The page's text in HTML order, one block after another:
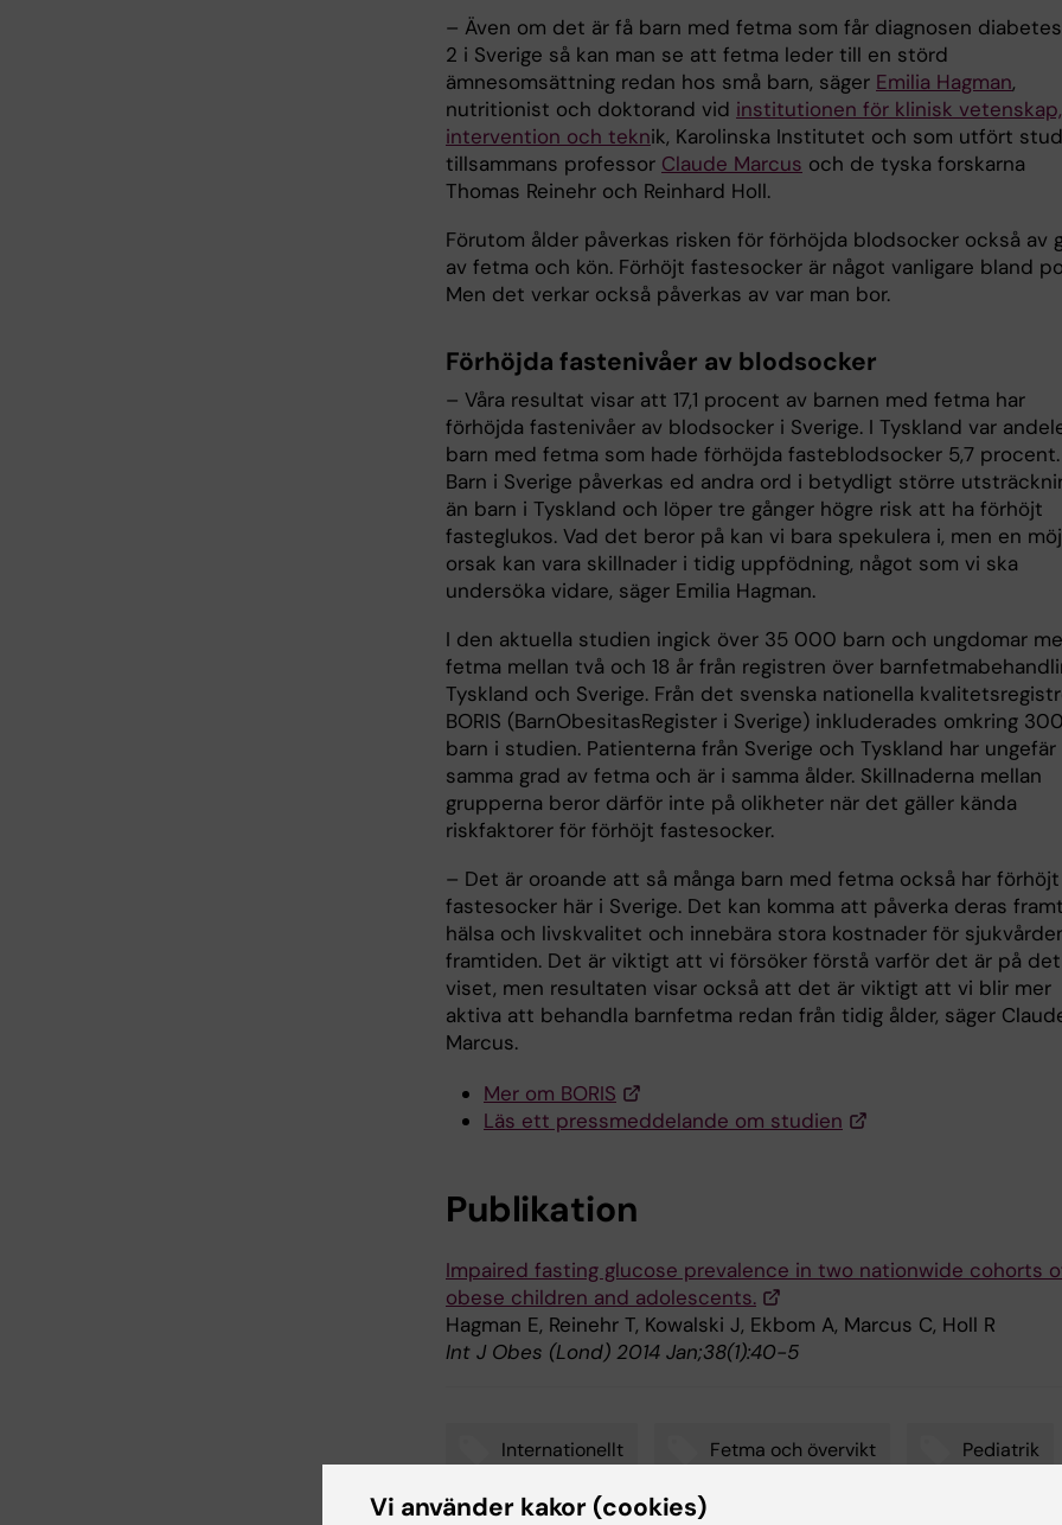
– Även om det är få barn med fetma som får diagnosen
2 i Sverige så kan man se att fetma leder till en störd
ämnesomsättning redan hos små barn, säger Emilia Hagman,
nutritionist och doktorand vid institutionen för klinisk vetenskap,
intervention och teknik, Karolinska Institutet och som utfört
tillsammans professor Claude Marcus och de tyska forskarna
Thomas Reinehr och Reinhard Holl.
Förutom ålder påverkas risken för förhöjda blodsocker också av
av fetma och kön. Förhöjt fastesocker är något vanligare bland
Men det verkar också påverkas av var man bor.
Förhöjda fastenivåer av blodsocker
– Våra resultat visar att 17,1 procent av barnen med fetma har
förhöjda fastenivåer av blodsocker i Sverige. I Tyskland var
barn med fetma som hade förhöjda fasteblodsocker 5,7 procent.
Barn i Sverige påverkas ed andra ord i betydligt större
än barn i Tyskland och löper tre gånger högre risk att ha förhöjt
fasteglukos. Vad det beror på kan vi bara spekulera i, men en
orsak kan vara skillnader i tidig uppfödning, något som vi ska
undersöka vidare, säger Emilia Hagman.
I den aktuella studien ingick över 35 000 barn och ungdomar
fetma mellan två och 18 år från registren över
Tyskland och Sverige. Från det svenska nationella
BORIS (BarnObesitasRegister i Sverige) inkluderades omkring
barn i studien. Patienterna från Sverige och Tyskland har ungefär
samma grad av fetma och är i samma ålder. Skillnaderna mellan
grupperna beror därför inte på olikheter när det gäller kända
riskfaktorer för förhöjt fastesocker.
– Det är oroande att så många barn med fetma också har förhöjt
fastesocker här i Sverige. Det kan komma att påverka deras
hälsa och livskvalitet och innebära stora kostnader för
framtiden. Det är viktigt att vi försöker förstå varför det är på
viset, men resultaten visar också att det är viktigt att vi blir mer
aktiva att behandla barnfetma redan från tidig ålder, säger
Marcus.
Mer om BORIS
Läs ett pressmeddelande om studien
Publikation
Impaired fasting glucose prevalence in two nationwide cohorts
obese children and adolescents.
Hagman E, Reinehr T, Kowalski J, Ekbom A, Marcus C, Holl R
Int J Obes (Lond) 2014 Jan;38(1):40-5
Tags
Internationellt Fetma och övervikt Pediatrik
Vi använder kakor (cookies)